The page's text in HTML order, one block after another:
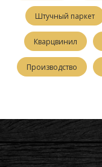
Штучный паркет
Кварцвинил
Производство